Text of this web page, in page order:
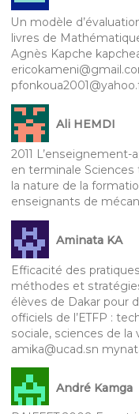
Un modèle
livres de
Agnès Kapche
Ali HEMDI
2011
en terminale Sciences
la nature de la
enseignants de
Aminata KA
Efficacité des
méthodes et
élèves de Dakar pour
officiels de l’ETFP :
sociale, sciences de la
amika@ucad.sn
André Kamga